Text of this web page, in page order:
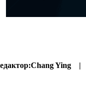
Chang Ying |